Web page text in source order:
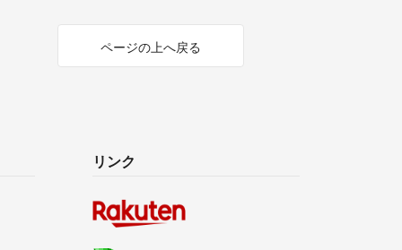
ページの上へ戻る
リンク